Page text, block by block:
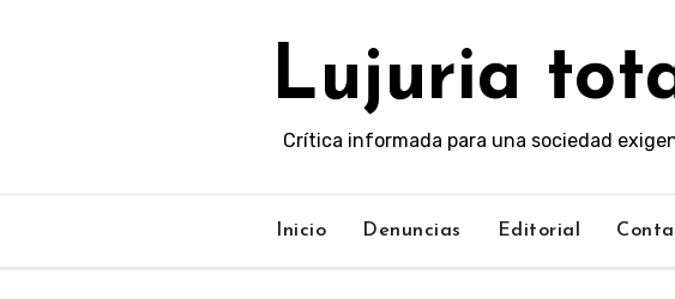
Lujuria
Crítica informada para una sociedad
Inicio Denuncias Editorial